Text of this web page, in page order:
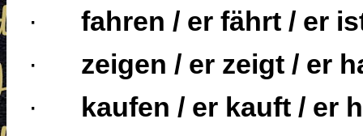
·
fahren / er fährt / er
·
zeigen / er zeigt / er
·
kaufen / er kauft / er